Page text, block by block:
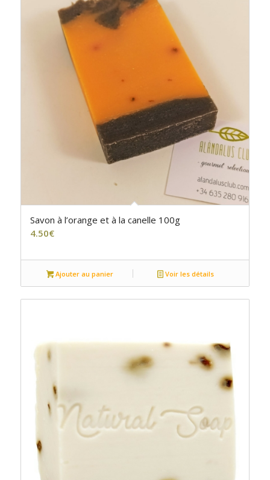
Savon à l’orange et à la canelle 100g
4.50€
Ajouter au panier Voir les détails